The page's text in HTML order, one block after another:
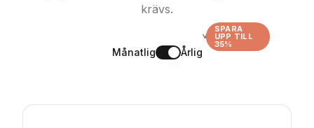
krävs.
Månatlig Årlig
SPARA
UPP TILL
35%